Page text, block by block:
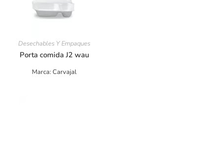
Marca: Carvajal
Desechables Y Empaques
Porta comida J2 wau